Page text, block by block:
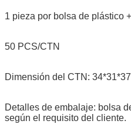
1 pieza por bolsa de plástico
50 PCS/CTN
Dimensión del CTN:
Detalles de embalaje: bolsa
según el requisito del cliente.